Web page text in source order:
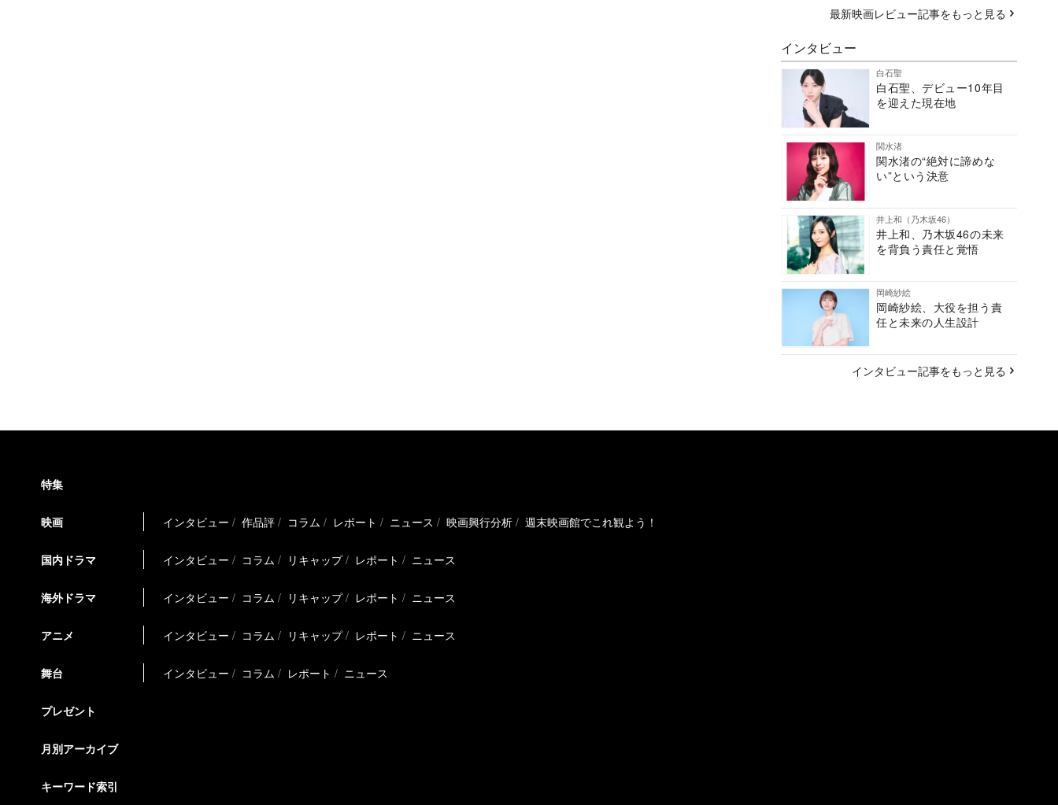
最新映画レビュー記事をもっと見る
インタビュー
白石聖
白石聖、デビュー10年目
を迎えた現在地
関水渚
関水渚の“絶対に諦めな
い”という決意
井上和（乃木坂46）
井上和、乃木坂46の未来
を背負う責任と覚悟
岡崎紗絵
岡崎紗絵、大役を担う責
任と未来の人生設計
インタビュー記事をもっと見る
特集
映画 インタビュー 作品評 コラム レポート ニュース 映画興行分析 週末映画館でこれ観よう！
国内ドラマ インタビュー コラム リキャップ レポート ニュース
海外ドラマ インタビュー コラム リキャップ レポート ニュース
アニメ インタビュー コラム リキャップ レポート ニュース
舞台 インタビュー コラム レポート ニュース
プレゼント
月別アーカイブ
キーワード索引